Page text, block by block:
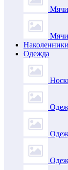
Мячи
Мячи
Одежда